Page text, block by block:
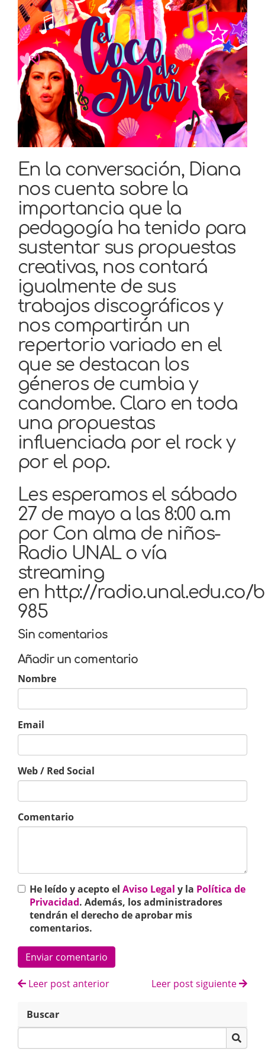
En la conversación, Diana
nos cuenta sobre la
importancia que la
pedagogía ha tenido para
sustentar sus propuestas
creativas, nos contará
igualmente de sus
trabajos discográficos y
nos compartirán un
repertorio variado en el
que se destacan los
géneros de cumbia y
candombe. Claro en toda
una propuestas
influenciada por el rock y
por el pop.
Les esperamos el sábado
27 de mayo a las 8:00 a.m
por Con alma de niños-
Radio UNAL o vía
streaming
en http://radio.unal.edu.co/
985
Sin comentarios
Añadir un comentario
Nombre
Email
Web / Red Social
Comentario
He leído y acepto el Aviso Legal y la Política de
Privacidad. Además, los administradores
tendrán el derecho de aprobar mis
comentarios.
Enviar comentario
Leer post anterior Leer post siguiente
Buscar